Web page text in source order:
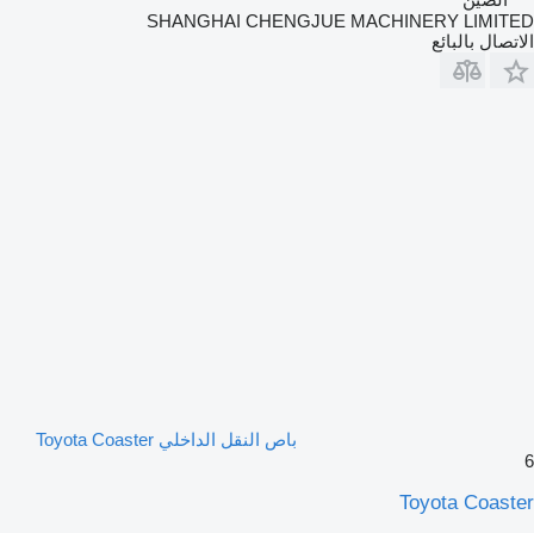
SHANGHAI CHENGJUE MACHINERY LIMITED
الاتصال بالبائع
باص النقل الداخلي Toyota Coaster
6
Toyota Coaster